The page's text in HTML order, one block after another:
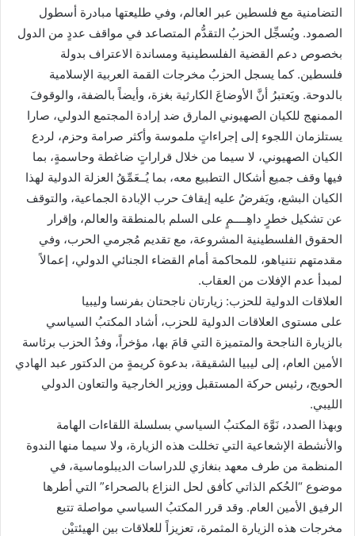
التضامنية مع فلسطين عبر العالم، وفي طليعتها مبادرة أسطول
الصمود. ويُسجِّل الحزبُ التقدُّم المتصاعد في مواقف عددٍ من الدول
بخصوص دعم القضية الفلسطينية ومساندة الاعتراف بدولة
فلسطين. كما يسجل الحزبُ مخرجات القمة العربية الإسلامية
بالدوحة. ويَعتبرُ أنَّ الأوضاعَ الكارثية بغزة، وأيضاً بالضفة، والوقوفَ
الممنهج للكيان الصهيوني المارق ضد إرادة المجتمع الدولي، صارا
يستلزمان اللجوء إلى إجراءاتٍ ملموسة وأكثر صرامة وحزم، لردع
الكيان الصهيوني، لا سيما من خلال قراراتٍ ضاغطة وحاسمةٍ، بما
فيها وقف جميع أشكال التطبيع معه، بما يُــعَمِّقُ العزلة الدولية لهذا
الكيان البشع، ويَفرضُ عليه إيقافَ حرب الإبادة الجماعية، والتوقف
عن تشكيل خطرٍ داهِــــمٍ على السلم بالمنطقة والعالم، وإقرار
الحقوق الفلسطينية المشروعة، مع تقديم مُجرمي الحرب، وفي
مقدمتهم نتنياهو، للمحاكمة أمام القضاء الجنائي الدولي، إعمالاً
لمبدأ عدم الإفلات من العقاب.
العلاقات الدولية للحزب: زيارتان ناجحتان بفرنسا وليبيا
على مستوى العلاقات الدولية للحزب، أشاد المكتبُ السياسي
بالزيارة الناجحة والمتميزة التي قامَ بها، مؤخراً، وفدُ الحزب برئاسة
الأمين العام، إلى ليبيا الشقيقة، بدعوة كريمةٍ من الدكتور عبد الهادي
الحويج، رئيس حركة المستقبل ووزير الخارجية والتعاون الدولي
الليبي.
وبهذا الصدد، نَوَّهَ المكتبُ السياسي بسلسلة اللقاءات الهامة
والأنشطة الإشعاعية التي تخللت هذه الزيارة، ولا سيما منها الندوة
المنظمة من طرف معهد بنغازي للدراسات الديبلوماسية، في
موضوع “الحُكم الذاتي كأفق لحل النزاع بالصحراء” التي أطرها
الرفيق الأمين العام. وقد قرر المكتبُ السياسي مواصلة تتبع
مخرجات هذه الزيارة المثمرة، تعزيزاً للعلاقات بين الهيئتيْن